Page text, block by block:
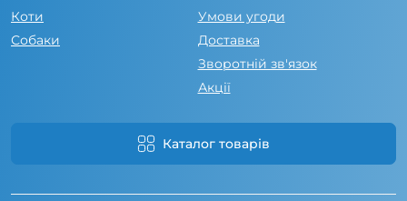
Коти
Собаки
Умови угоди
Доставка
Зворотній зв'язок
Акції
Каталог товарів